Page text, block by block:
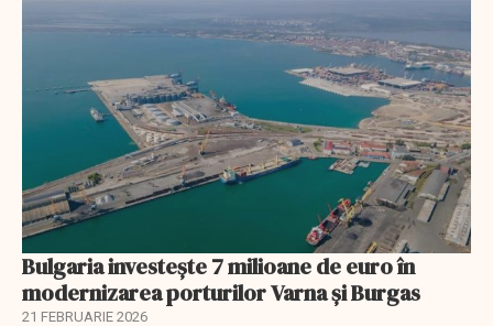
Bulgaria investește 7 milioane de euro în
modernizarea porturilor Varna și Burgas
21 FEBRUARIE 2026